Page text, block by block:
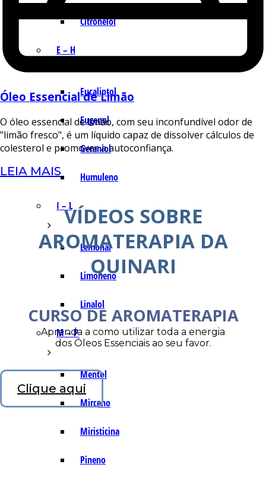
Citronelol
E – H
Eucaliptol
Eugenol
Geraniol
Humuleno
I – L
Lemonal
Limoneno
Linalol
M – P
Mentol
Mirceno
Miristicina
Pineno
Óleo Essencial de Limão
O óleo essencial de limão, com seu inconfundível odor de
"limão fresco", é um líquido capaz de dissolver cálculos de
colesterol e promover a autoconfiança.
LEIA MAIS
VÍDEOS SOBRE
AROMATERAPIA DA
QUINARI
CURSO DE AROMATERAPIA
Aprenda a como utilizar toda a energia
dos Óleos Essenciais ao seu favor.
Clique aqui